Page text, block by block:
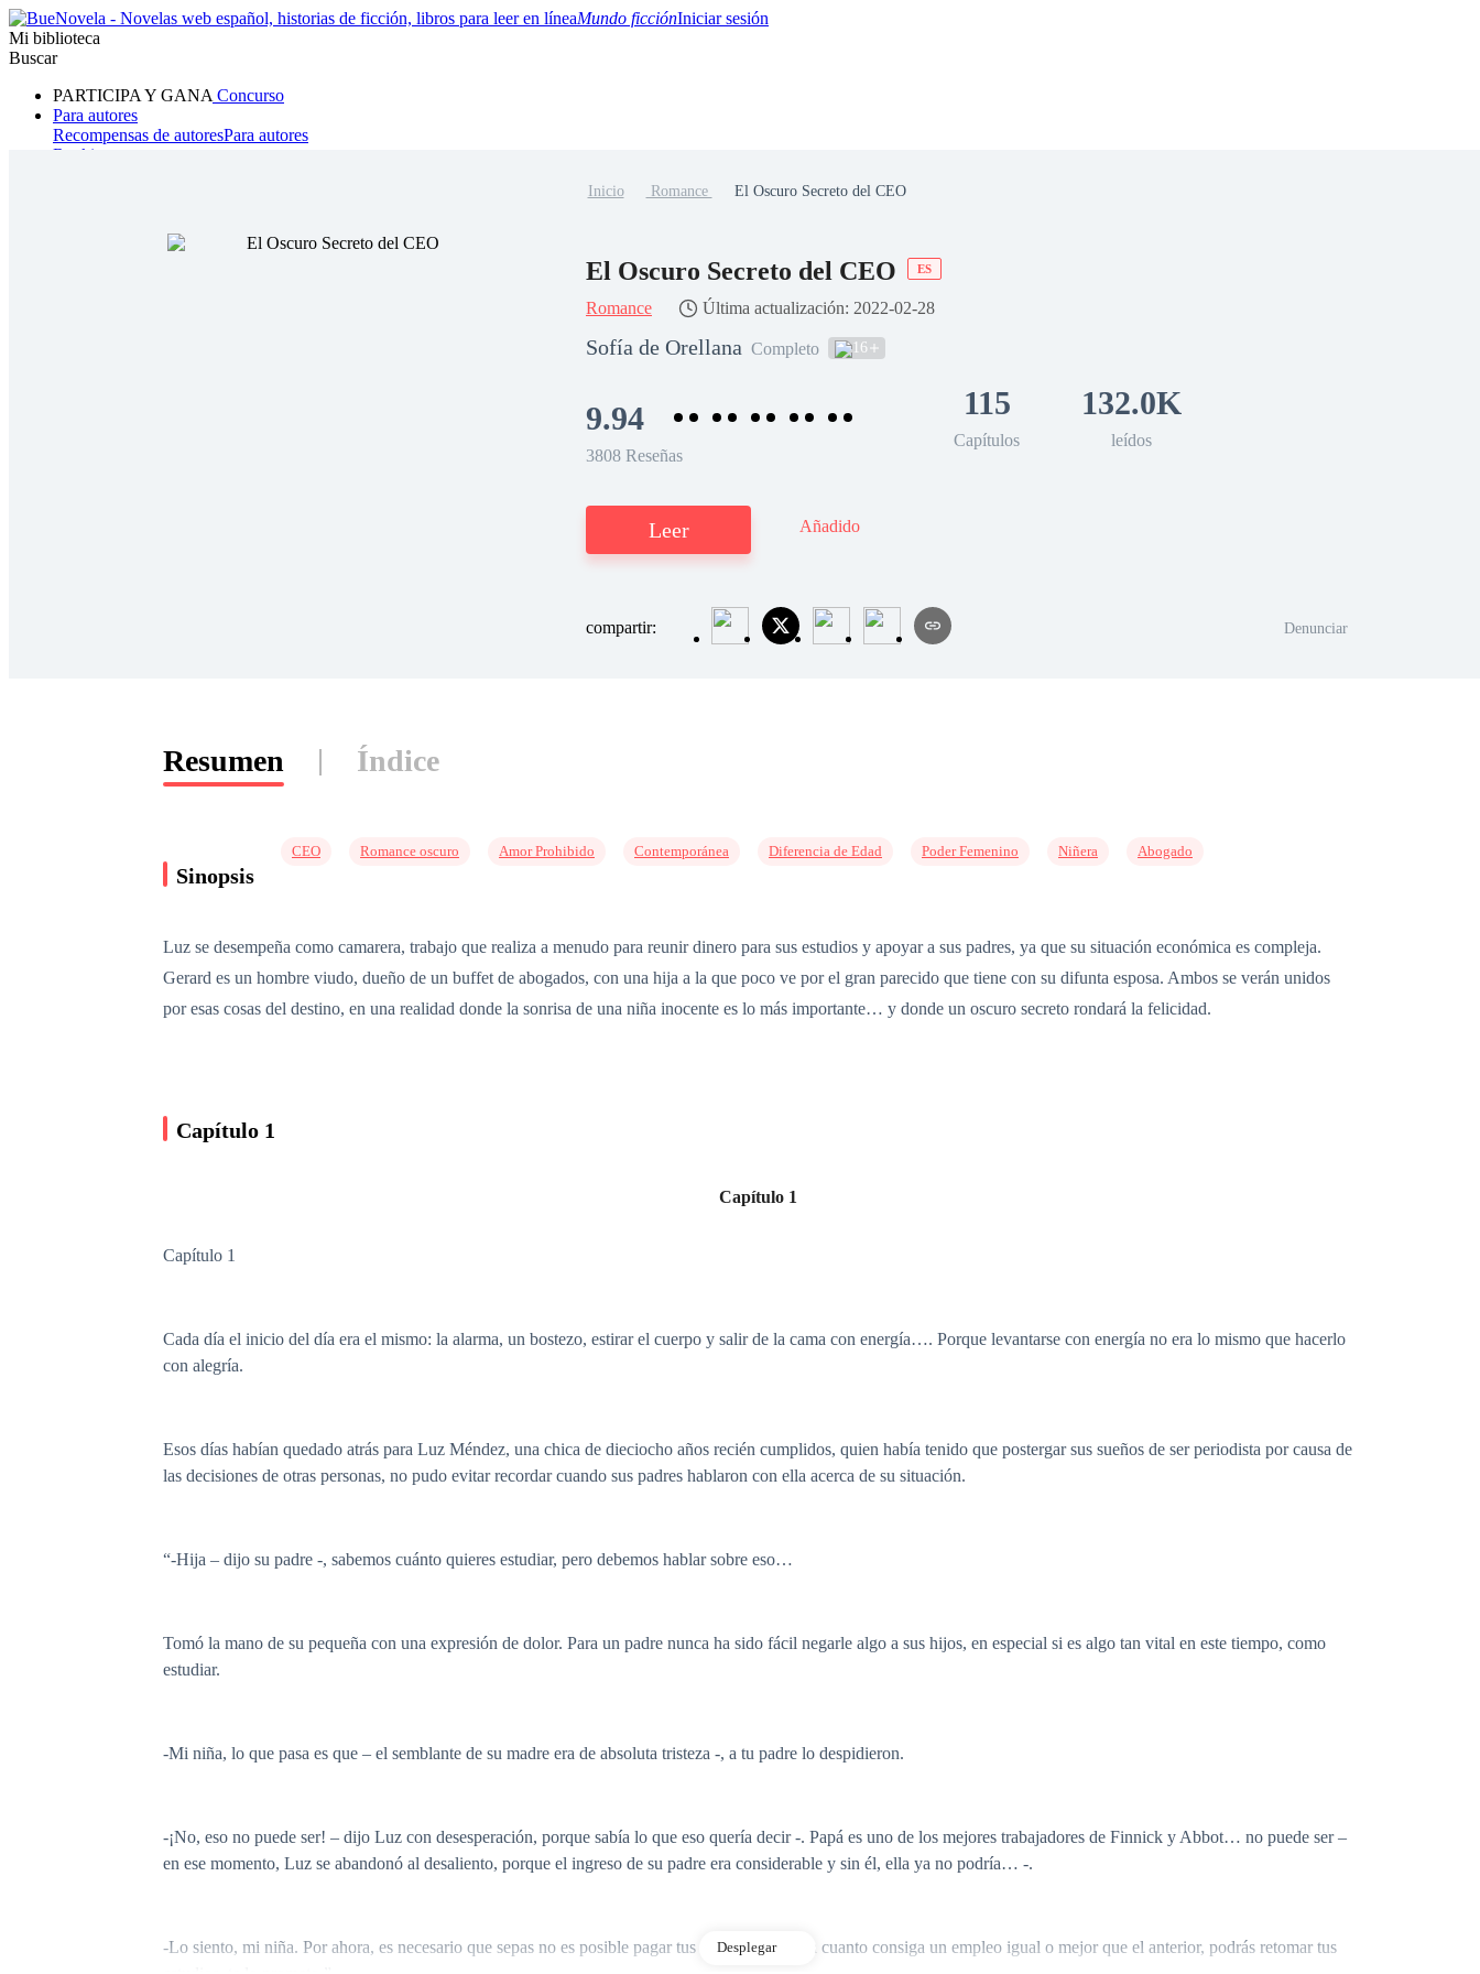
Mundo ficciónIniciar sesión
Mi biblioteca
Buscar
PARTICIPA Y GANA Concurso
Para autores
Recompensas de autoresPara autores
Ranking
Hombre loboMafia Sistema FantasíaUrbano
Inicio Romance El Oscuro Secreto del CEO
El Oscuro Secreto del CEO ES
Romance Última actualización: 2022-02-28
Sofía de Orellana Completo 16
9.94
3808 Reseñas
115
Capítulos
132.0K
leídos
Leer Añadido
compartir: Denunciar
Resumen Índice
Sinopsis
CEO Romance oscuro Amor Prohibido Contemporánea Diferencia de Edad Poder Femenino Niñera Abogado
Luz se desempeña como camarera, trabajo que realiza a menudo para reunir dinero para sus estudios y apoyar a sus padres, ya que su situación económica es compleja.
Gerard es un hombre viudo, dueño de un buffet de abogados, con una hija a la que poco ve por el gran parecido que tiene con su difunta esposa. Ambos se verán unidos
por esas cosas del destino, en una realidad donde la sonrisa de una niña inocente es lo más importante… y donde un oscuro secreto rondará la felicidad.
Capítulo 1
Capítulo 1
Capítulo 1
Cada día el inicio del día era el mismo: la alarma, un bostezo, estirar el cuerpo y salir de la cama con energía…. Porque levantarse con energía no era lo mismo que hacerlo
con alegría.
Esos días habían quedado atrás para Luz Méndez, una chica de dieciocho años recién cumplidos, quien había tenido que postergar sus sueños de ser periodista por causa de
las decisiones de otras personas, no pudo evitar recordar cuando sus padres hablaron con ella acerca de su situación.
“-Hija – dijo su padre -, sabemos cuánto quieres estudiar, pero debemos hablar sobre eso…
Tomó la mano de su pequeña con una expresión de dolor. Para un padre nunca ha sido fácil negarle algo a sus hijos, en especial si es algo tan vital en este tiempo, como
estudiar.
-Mi niña, lo que pasa es que – el semblante de su madre era de absoluta tristeza -, a tu padre lo despidieron.
-¡No, eso no puede ser! – dijo Luz con desesperación, porque sabía lo que eso quería decir -. Papá es uno de los mejores trabajadores de Finnick y Abbot… no puede ser –
en ese momento, Luz se abandonó al desaliento, porque el ingreso de su padre era considerable y sin él, ella ya no podría… -.
-Lo siento, mi niña. Por ahora, es necesario que sepas no es posible pagar tus estudios, pero en cuanto consiga un empleo igual o mejor que el anterior, podrás retomar tus
Desplegar